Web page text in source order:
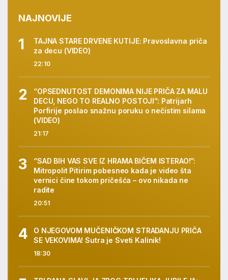
NAJNOVIJE
22:10
TAJNA STARE DRVENE KUTIJE: Pravoslavna priča
za decu (VIDEO)
21:17
“OPSEDNUTOST DEMONIMA NIJE PRIČA ZA MALU
DECU, NEGO TO REALNO POSTOJI”: Patrijarh
Porfirije poslao snažnu poruku o nečistim silama
(VIDEO)
20:51
“SAD BIH VAS SVE IZ HRAMA BIČEM ISTERAO!”:
Mitropolit Pitirim pobesneo kada je video šta
vernici čine tokom pričešća – ovo nikada ne
radite
18:30
O NJEGOVOM MUČENIČKOM STRADANJU PRIČA
SE VEKOVIMA! Sutra je Sveti Kalinik!